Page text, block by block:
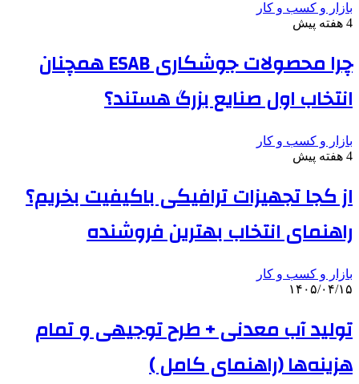
بازار و کسب و کار
4 هفته پیش
چرا محصولات جوشکاری ESAB همچنان
انتخاب اول صنایع بزرگ هستند؟
بازار و کسب و کار
4 هفته پیش
از کجا تجهیزات ترافیکی باکیفیت بخریم؟
راهنمای انتخاب بهترین فروشنده
بازار و کسب و کار
۱۴۰۵/۰۴/۱۵
تولید آب معدنی + طرح توجیهی و تمام
هزینه‌ها (راهنمای کامل )